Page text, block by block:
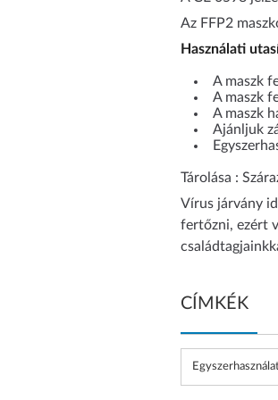
Az FFP2
Használati
A maszk
A maszk
A maszk
Ajánljuk
Tárolása :
Vírus járvány
fertőzni, ezért
CÍMKÉK